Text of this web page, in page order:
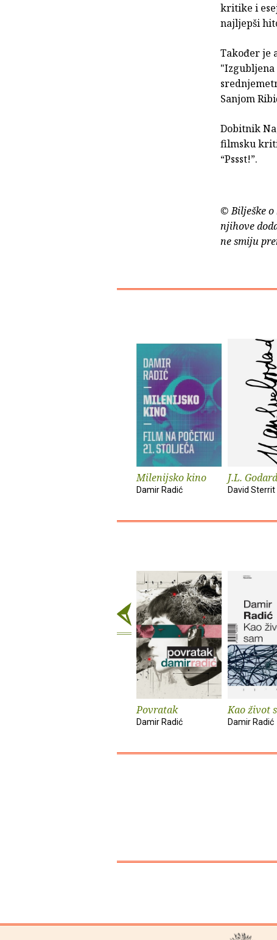
kritike i
najljepši
Također je
"Izgubljena
Sanjom
Dobitnik
filmsku
“Pssst!”.
© Bilješke
njihove
ne smiju
Milenijsko kino
Damir Radić
J.L. Godard
David Sterrit
Povratak
Damir Radić
Kao život
Damir Radić